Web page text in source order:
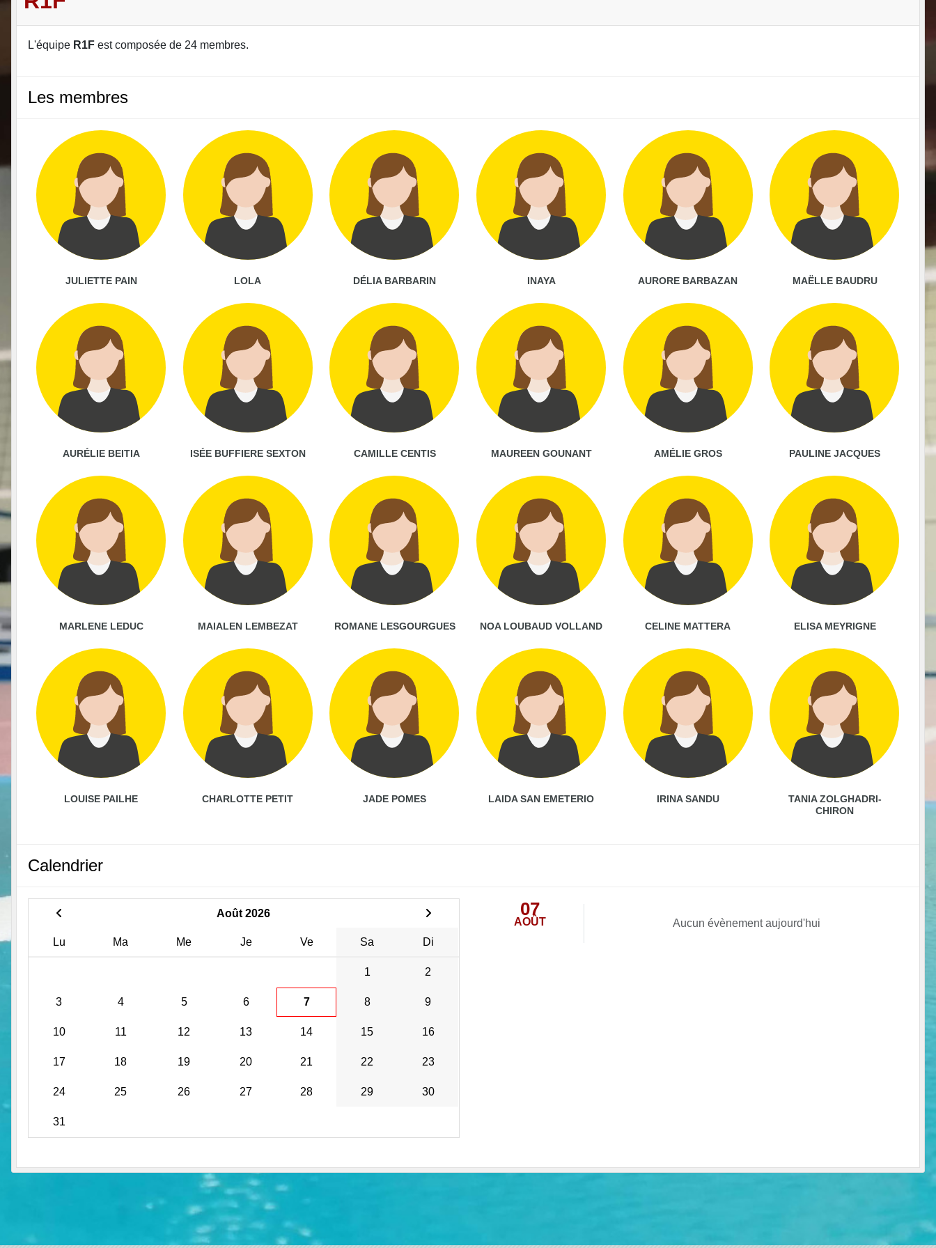
L'équipe R1F est composée de 24 membres.
Les membres
JULIETTE PAIN LOLA DÉLIA BARBARIN INAYA AURORE BARBAZAN MAËLLE BAUDRU
AURÉLIE BEITIA ISÉE BUFFIERE SEXTON CAMILLE CENTIS MAUREEN GOUNANT AMÉLIE GROS PAULINE JACQUES
MARLENE LEDUC MAIALEN LEMBEZAT ROMANE LESGOURGUES NOA LOUBAUD VOLLAND CELINE MATTERA ELISA MEYRIGNE
LOUISE PAILHE CHARLOTTE PETIT JADE POMES LAIDA SAN EMETERIO IRINA SANDU
TANIA ZOLGHADRI-
CHIRON
Calendrier
Août 2026
Lu Ma Me Je Ve Sa Di
1 2
3 4 5 6 7 8 9
10 11 12 13 14 15 16
17 18 19 20 21 22 23
24 25 26 27 28 29 30
31
07
AOÛT Aucun évènement aujourd'hui